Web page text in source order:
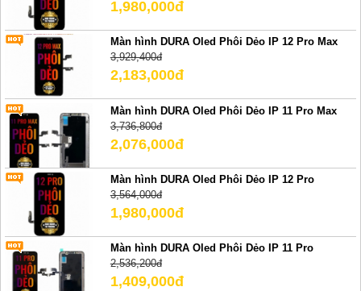
1,980,000đ
Màn hình DURA Oled Phôi Dẻo IP 12 Pro Max
3,929,400đ
2,183,000đ
Màn hình DURA Oled Phôi Dẻo IP 11 Pro Max
3,736,800đ
2,076,000đ
Màn hình DURA Oled Phôi Dẻo IP 12 Pro
3,564,000đ
1,980,000đ
Màn hình DURA Oled Phôi Dẻo IP 11 Pro
2,536,200đ
1,409,000đ